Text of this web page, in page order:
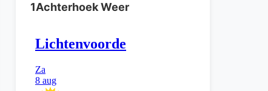
1Achterhoek Weer